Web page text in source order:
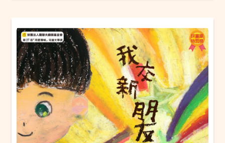
面對未知的恐懼呢？ 一隻守護熊娃娃「小
林」居然給了她滿滿的勇氣！？ 快打開這
本精彩日記，一探究竟吧～ 線上閱讀 ▶Pdf
電子書《不能沒有你》免費教案 ▶PPT繪本簡
報（每一頁備註欄皆附有親子互動問答安排）